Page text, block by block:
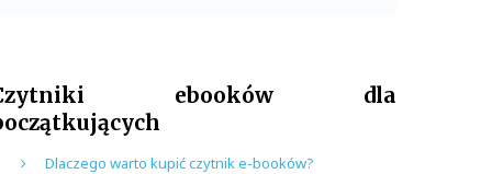
ebooków dla
Dlaczego warto kupić czytnik e-booków?